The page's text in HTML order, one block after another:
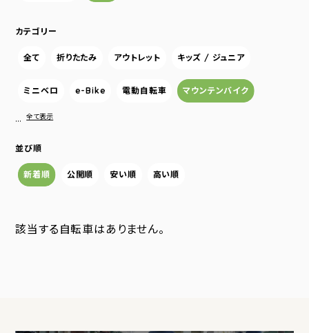
カテゴリー
全て 折りたたみ アウトレット キッズ / ジュニア
ミニベロ e-Bike 電動自転車 マウンテンバイク
… 全て表示
並び順
新着順 公開順 安い順 高い順
該当する自転車はありません。